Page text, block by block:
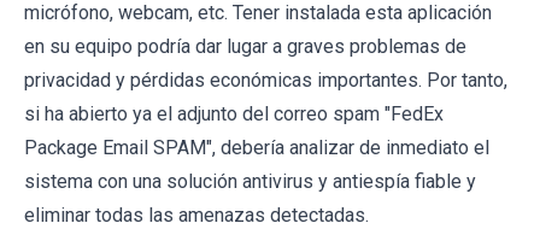
micrófono, webcam, etc. Tener instalada esta aplicación
en su equipo podría dar lugar a graves problemas de
privacidad y pérdidas económicas importantes. Por tanto,
si ha abierto ya el adjunto del correo spam "FedEx
Package Email SPAM", debería analizar de inmediato el
sistema con una solución antivirus y antiespía fiable y
eliminar todas las amenazas detectadas.